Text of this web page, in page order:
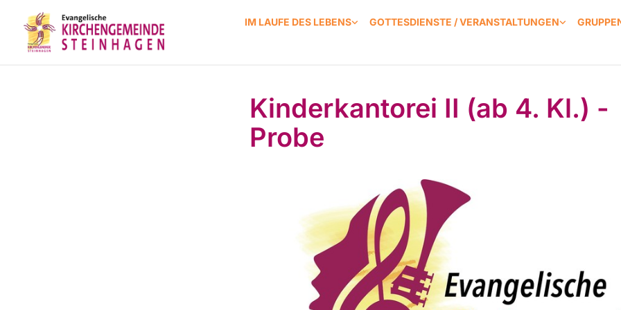
IM LAUFE DES LEBENS GOTTESDIENSTE / VERANSTALTUNGEN
Kinderkantorei II (ab 4. Kl.) -
Probe